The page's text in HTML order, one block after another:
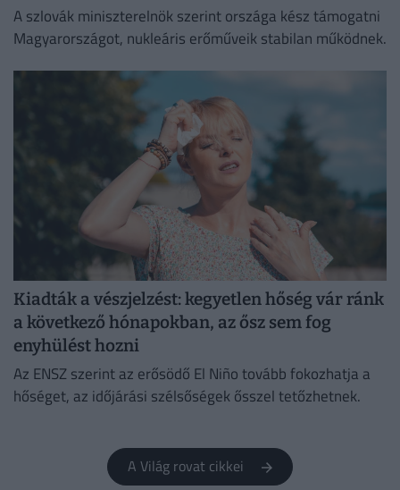
A szlovák miniszterelnök szerint országa kész támogatni
Magyarországot, nukleáris erőműveik stabilan működnek.
Kiadták a vészjelzést: kegyetlen hőség vár ránk
a következő hónapokban, az ősz sem fog
enyhülést hozni
Az ENSZ szerint az erősödő El Niño tovább fokozhatja a
hőséget, az időjárási szélsőségek ősszel tetőzhetnek.
A Világ rovat cikkei